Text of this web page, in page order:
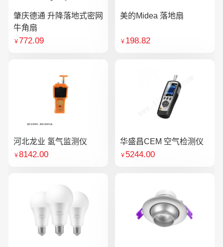
肇庆德通 升降落地式密网
牛角扇
￥772.09
美的Midea 落地扇
￥ 198.82
河北龙业 氢气监测仪
￥8142.00
华盛昌CEM 空气检测仪
￥ 5244.00